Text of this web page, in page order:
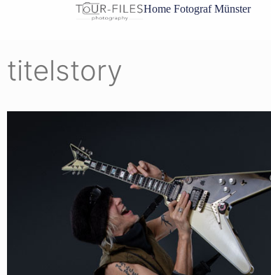
Home Fotograf Münster
titelstory